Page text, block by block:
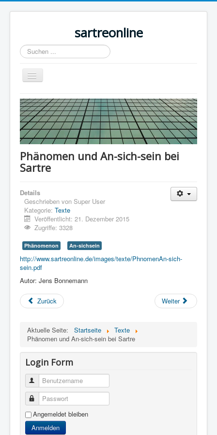
sartreonline
Suchen
...
Navigation
an/aus
Home
Texte
Videos
Lexika
Kontakt
Impressum
Phänomen und An-sich-sein bei
Sartre
Details
Geschrieben von Super User
Kategorie: Texte
Veröffentlicht: 21. Dezember 2015
Zugriffe: 3328
Phänomenon An-sichsein
http://www.sartreonline.de/images/texte/PhnomenAn-sich-
sein.pdf
Autor: Jens Bonnemann
Zurück Weiter
Aktuelle Seite: Startseite
Texte
Phänomen und An-sich-sein bei Sartre
Login Form
Benutzername
Passwort
Angemeldet bleiben
Anmelden